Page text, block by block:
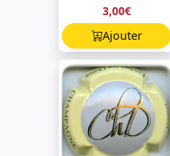
3,00€
Ajouter